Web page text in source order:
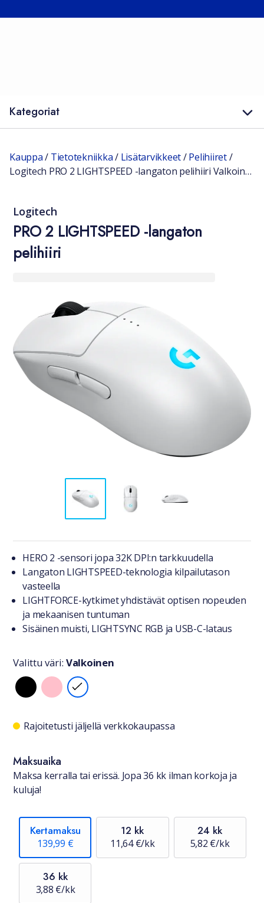
Kategoriat
Kauppa/ Tietotekniikka/ Lisätarvikkeet/Pelihiiret/
Logitech PRO 2 LIGHTSPEED -langaton pelihiiri Valkoinen
Logitech
PRO 2 LIGHTSPEED -langaton
pelihiiri
Tuotteesta lyhyesti
HERO 2 -sensori jopa 32K DPI:n tarkkuudella
Langaton LIGHTSPEED-teknologia kilpailutason
vasteella
LIGHTFORCE-kytkimet yhdistävät optisen nopeuden
ja mekaanisen tuntuman
Sisäinen muisti, LIGHTSYNC RGB ja USB-C-lataus
Valitse väri
Valittu väri: Valkoinen
Saatavuustiedot
Rajoitetusti jäljellä verkkokaupassa
Maksuaika
Maksa kerralla tai erissä. Jopa 36 kk ilman korkoja ja
kuluja!
Kertamaksu
139,99 €
12 kk
11,64 €/kk
24 kk
5,82 €/kk
36 kk
3,88 €/kk